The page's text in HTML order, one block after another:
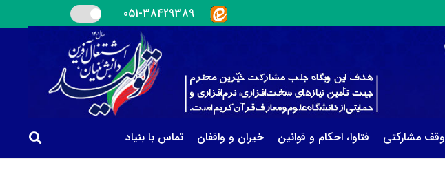
051-38429389
وقف مشارکتی فتاوا، احکام و قوانین خیران و واقفان تماس با بنیاد